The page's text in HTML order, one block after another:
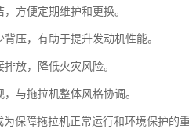
方便定期维护和更换。
压，有助于提升发动机性能。
放，降低火灾风险。
与拖拉机整体风格协调。
保障拖拉机正常运行和环境保护的重